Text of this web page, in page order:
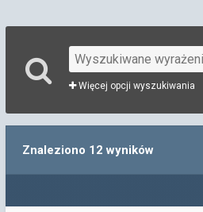
Więcej opcji wyszukiwania
Znaleziono 12 wyników